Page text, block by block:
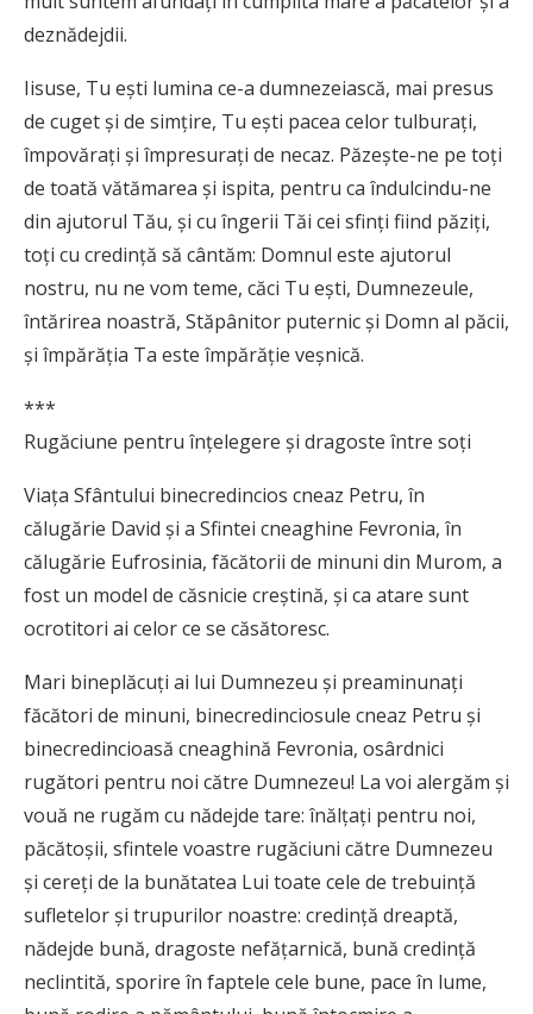
deznădejdii.
Iisuse, Tu eşti lumina ce-a dumnezeiască, mai presus
de cuget şi de simţire, Tu eşti pacea celor tulburaţi,
împovăraţi şi împresuraţi de necaz. Păzeşte-ne pe toţi
de toată vătămarea şi ispita, pentru ca îndulcindu-ne
din ajutorul Tău, şi cu îngerii Tăi cei sfinţi fiind păziţi,
toţi cu credinţă să cântăm: Domnul este ajutorul
nostru, nu ne vom teme, căci Tu eşti, Dumnezeule,
întărirea noastră, Stăpânitor puternic şi Domn al păcii,
şi împărăţia Ta este împărăţie veşnică.
***
Rugăciune pentru înţelegere şi dragoste între soţi
Viaţa Sfântului binecredincios cneaz Petru, în
călugărie David şi a Sfintei cneaghine Fevronia, în
călugărie Eufrosinia, făcătorii de minuni din Murom, a
fost un model de căsnicie creştină, şi ca atare sunt
ocrotitori ai celor ce se căsătoresc.
Mari bineplăcuţi ai lui Dumnezeu şi preaminunaţi
făcători de minuni, binecredinciosule cneaz Petru şi
binecredincioasă cneaghină Fevronia, osârdnici
rugători pentru noi către Dumnezeu! La voi alergăm şi
vouă ne rugăm cu nădejde tare: înălţaţi pentru noi,
păcătoşii, sfintele voastre rugăciuni către Dumnezeu
şi cereţi de la bunătatea Lui toate cele de trebuinţă
sufletelor şi trupurilor noastre: credinţă dreaptă,
nădejde bună, dragoste nefăţarnică, bună credinţă
neclintită, sporire în faptele cele bune, pace în lume,